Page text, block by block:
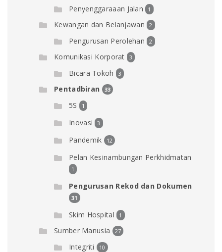
Penyenggaraaan Jalan 1
Kewangan dan Belanjawan 2
Pengurusan Perolehan 2
Komunikasi Korporat 3
Bicara Tokoh 3
Pentadbiran 33
5S 1
Inovasi 3
Pandemik 12
Pelan Kesinambungan Perkhidmatan
1
Pengurusan Rekod dan Dokumen
31
Skim Hospital 1
Sumber Manusia 27
Integriti 10